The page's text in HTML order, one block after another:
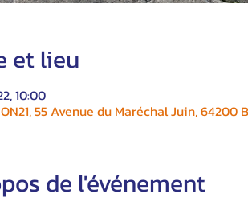
et lieu
10:00
55 Avenue du Maréchal Juin, 64200
de l'événement